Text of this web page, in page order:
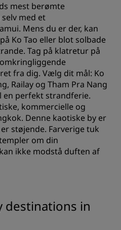
mest berømte
med et
Mens du er der, kan
Ko Tao eller blot solbade
Tag på klatretur på
fra dig. Vælg dit mål: Ko
Railay og Tham Pra Nang
en perfekt strandferie.
kommercielle og
Denne kaotiske by er
støjende. Farverige tuk
om din
ikke modstå duften af
destinations in